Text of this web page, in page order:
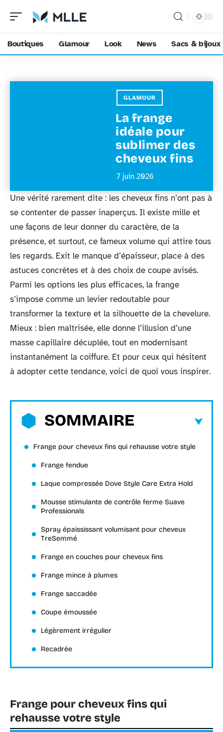
Boutiques Glamour Look News Sacs & bijoux
GLAMOUR
La frange
idéale pour
sublimer des
cheveux fins
7 juin 2026
Une vérité rarement dite : les cheveux fins n’ont pas à
se contenter de passer inaperçus. Il existe mille et
une façons de leur donner du caractère, de la
présence, et surtout, ce fameux volume qui attire tous
les regards. Exit le manque d’épaisseur, place à des
astuces concrètes et à des choix de coupe avisés.
Parmi les options les plus efficaces, la frange
s’impose comme un levier redoutable pour
transformer la texture et la silhouette de la chevelure.
Mieux : bien maîtrisée, elle donne l’illusion d’une
masse capillaire décuplée, tout en modernisant
instantanément la coiffure. Et pour ceux qui hésitent
à adopter cette tendance, voici de quoi vous inspirer.
SOMMAIRE
Frange pour cheveux fins qui rehausse votre style
Frange fendue
Laque compressée Dove Style Care Extra Hold
Mousse stimulante de contrôle ferme Suave
Professionals
Spray épaississant volumisant pour cheveux
TreSemmé
Frange en couches pour cheveux fins
Frange mince à plumes
Frange saccadée
Coupe émoussée
Légèrement irrégulier
Recadrée
Frange pour cheveux fins qui
rehausse votre style